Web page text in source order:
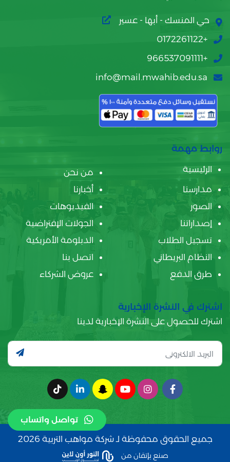
تواصل واتساب
حي المنسك - أبها - عسير
+0172261122
+966537091111
info@mail.mwahib.edu.sa
روابط مهمة
الرئيسية
من نحن
مدارسنا
أخبارنا
الصور
الفيديوهات
إصداراتنا
الجولات الإفتراضية
تسجيل الطلاب
الدبلومة الأمريكية
النظام البريطاني
اتصل بنا
طرق الدفع
عروض الشركاء
اشترك في النشرة الإخبارية
اشترك للحصول على النشرة الإخبارية لدينا
جميع الحقوق محفوظة لـ شركة مواهب التربية 2026
صنع بإتقان من